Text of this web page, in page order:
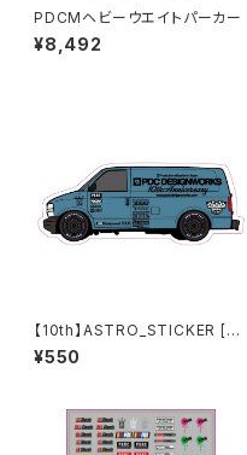
PDCMヘビーウエイトパーカー
¥8,492
【10th】ASTRO_STICKER [BL
UE]
¥550